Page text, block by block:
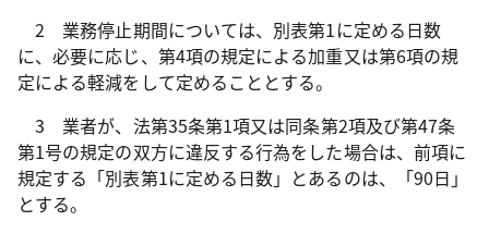
2 業務停止期間については、別表第1に定める日数
に、必要に応じ、第4項の規定による加重又は第6項の規
定による軽減をして定めることとする。
3 業者が、法第35条第1項又は同条第2項及び第47条
第1号の規定の双方に違反する行為をした場合は、前項に
規定する「別表第1に定める日数」とあるのは、「90日」
とする。